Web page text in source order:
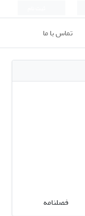
تماس با ما
فصلنامه